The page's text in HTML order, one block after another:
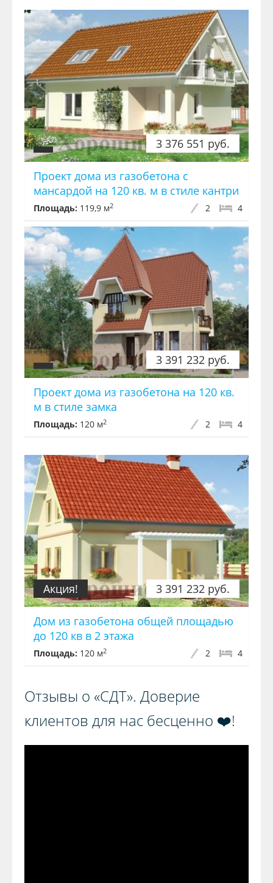
3 376 551 руб.
Проект дома из газобетона с
мансардой на 120 кв. м в стиле кантри
Площадь: 119,9 м2 4
2
3 391 232 руб.
Проект дома из газобетона на 120 кв.
м в стиле замка
Площадь: 120 м2 4
2
3 391 232 руб.
Акция!
Дом из газобетона общей площадью
до 120 кв в 2 этажа
Площадь: 120 м2 4
2
Отзывы о «СДТ». Доверие
клиентов для нас бесценно ❤️!